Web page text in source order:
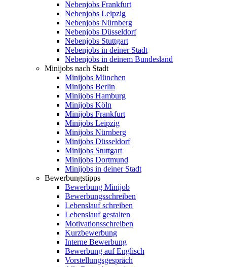
Nebenjobs Frankfurt
Nebenjobs Leipzig
Nebenjobs Nürnberg
Nebenjobs Düsseldorf
Nebenjobs Stuttgart
Nebenjobs in deiner Stadt
Nebenjobs in deinem Bundesland
Minijobs nach Stadt
Minijobs München
Minijobs Berlin
Minijobs Hamburg
Minijobs Köln
Minijobs Frankfurt
Minijobs Leipzig
Minijobs Nürnberg
Minijobs Düsseldorf
Minijobs Stuttgart
Minijobs Dortmund
Minijobs in deiner Stadt
Bewerbungstipps
Bewerbung Minijob
Bewerbungsschreiben
Lebenslauf schreiben
Lebenslauf gestalten
Motivationsschreiben
Kurzbewerbung
Interne Bewerbung
Bewerbung auf Englisch
Vorstellungsgespräch